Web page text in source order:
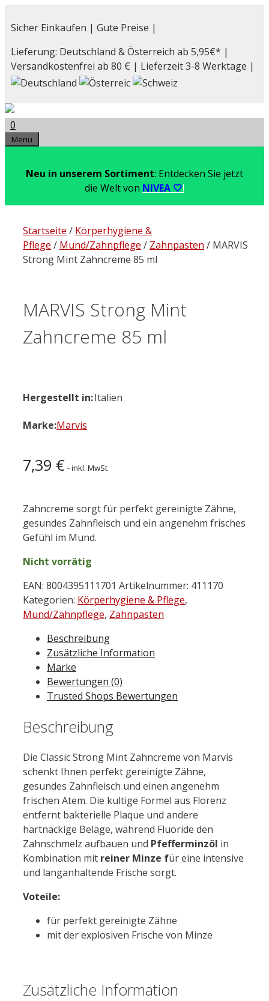
Inhalt
Sicher Einkaufen | Gute Preise |
Lieferung: Deutschland & Österreich ab 5,95€* |
Versandkostenfrei ab 80 € | Lieferzeit 3-8 Werktage |
0
Menu
Neu in unserem Sortiment: Entdecken Sie jetzt
die Welt von NIVEA 🤍!
Startseite / Körperhygiene &
Pflege / Mund/Zahnpflege / Zahnpasten / MARVIS
Strong Mint Zahncreme 85 ml
MARVIS Strong Mint
Zahncreme 85 ml
Hergestellt in:Italien
Marke:Marvis
7,39 € - inkl. MwSt
Zahncreme sorgt für perfekt gereinigte Zähne,
gesundes Zahnfleisch und ein angenehm frisches
Gefühl im Mund.
Nicht vorrätig
EAN: 8004395111701 Artikelnummer: 411170
Kategorien: Körperhygiene & Pflege,
Mund/Zahnpflege, Zahnpasten
Beschreibung
Zusätzliche Information
Marke
Bewertungen (0)
Trusted Shops Bewertungen
Beschreibung
Die Classic Strong Mint Zahncreme von Marvis
schenkt Ihnen perfekt gereinigte Zähne,
gesundes Zahnfleisch und einen angenehm
frischen Atem. Die kultige Formel aus Florenz
entfernt bakterielle Plaque und andere
hartnäckige Beläge, während Fluoride den
Zahnschmelz aufbauen und Pfefferminzöl in
Kombination mit reiner Minze für eine intensive
und langanhaltende Frische sorgt.
Voteile:
für perfekt gereinigte Zähne
mit der explosiven Frische von Minze
Zusätzliche Information